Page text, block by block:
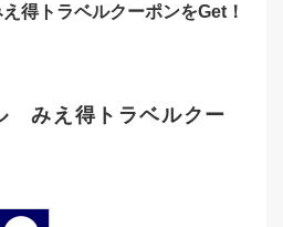
得トラベルクーポンをGet！
みえ得トラベルクー